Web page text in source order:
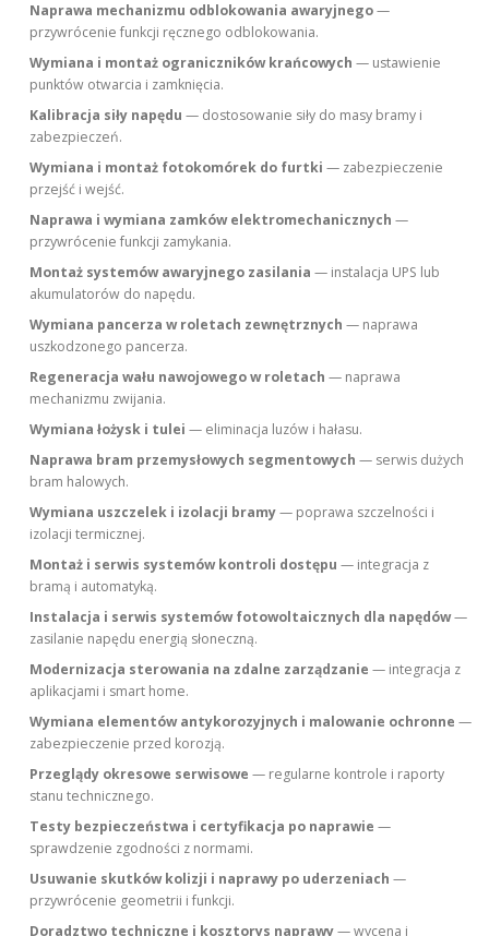
Naprawa mechanizmu odblokowania awaryjnego—
przywrócenie funkcji ręcznego odblokowania.
Wymiana i montaż ograniczników krańcowych — ustawienie
punktów otwarcia i zamknięcia.
Kalibracja siły napędu — dostosowanie siły do masy bramy i
zabezpieczeń.
Wymiana i montaż fotokomórek do furtki — zabezpieczenie
przejść i wejść.
Naprawa i wymiana zamków elektromechanicznych —
przywrócenie funkcji zamykania.
Montaż systemów awaryjnego zasilania — instalacja UPS lub
akumulatorów do napędu.
Wymiana pancerza w roletach zewnętrznych — naprawa
uszkodzonego pancerza.
Regeneracja wału nawojowego w roletach — naprawa
mechanizmu zwijania.
Wymiana łożysk i tulei — eliminacja luzów i hałasu.
Naprawa bram przemysłowych segmentowych — serwis dużych
bram halowych.
Wymiana uszczelek i izolacji bramy— poprawa szczelności i
izolacji termicznej.
Montaż i serwis systemów kontroli dostępu — integracja z
bramą i automatyką.
Instalacja i serwis systemów fotowoltaicznych dla napędów—
zasilanie napędu energią słoneczną.
Modernizacja sterowania na zdalne zarządzanie — integracja z
aplikacjami i smart home.
Wymiana elementów antykorozyjnych i malowanie ochronne —
zabezpieczenie przed korozją.
Przeglądy okresowe serwisowe — regularne kontrole i raporty
stanu technicznego.
Testy bezpieczeństwa i certyfikacja po naprawie —
sprawdzenie zgodności z normami.
Usuwanie skutków kolizji i naprawy po uderzeniach —
przywrócenie geometrii i funkcji.
Doradztwo techniczne i kosztorys naprawy— wycena i